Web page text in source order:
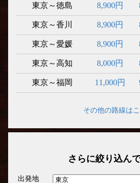
東京～徳島 8,900円
東京～香川 8,900円
東京～愛媛 8,900円
東京～高知 8,000円
東京～福岡 11,000円
その他の路線は
さらに絞り込ん
出発地